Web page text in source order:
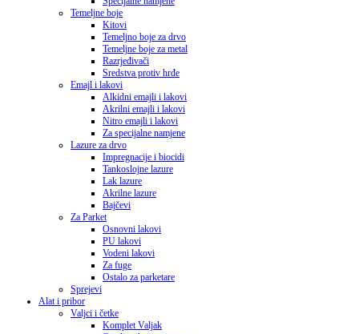
Temeljne boje
Kitovi
Temeljno boje za drvo
Temeljne boje za metal
Razrjeđivači
Sredstva protiv hrđe
Emajl i lakovi
Alkidni emajli i lakovi
Akrilni emajli i lakovi
Nitro emajli i lakovi
Za specijalne namjene
Lazure za drvo
Impregnacije i biocidi
Tankoslojne lazure
Lak lazure
Akrilne lazure
Bajčevi
Za Parket
Osnovni lakovi
PU lakovi
Vodeni lakovi
Za fuge
Ostalo za parketare
Sprejevi
Alat i pribor
Valjci i četke
Komplet Valjak